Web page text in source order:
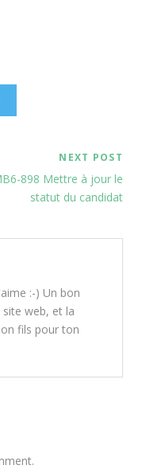
NEXT POST
898 Mettre à jour le
statut du candidat
:-) Un bon
web, et la
fils pour ton